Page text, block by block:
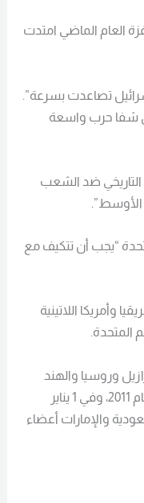
العام الماضي امتدت
تصاعدت بسرعة”.
شفا حرب واسعة
ضد الشعب
“يجب أن تتكيف مع
وأمريكا اللاتينية
المتحدة.
وروسيا والهند
والصين، وانضمت إليها جنوب إفريقيا عام 2011، وفي 1 يناير
والإمارات أعضاء